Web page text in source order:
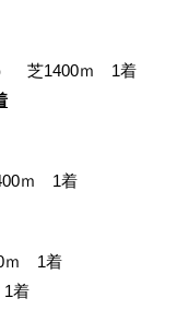
芝1400ｍ 1着
ｍ 1着
ｍ 1着
着